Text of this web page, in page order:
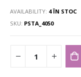
AVAILABILITY: 4 ÎN STOC
SKU: PSTA_4050